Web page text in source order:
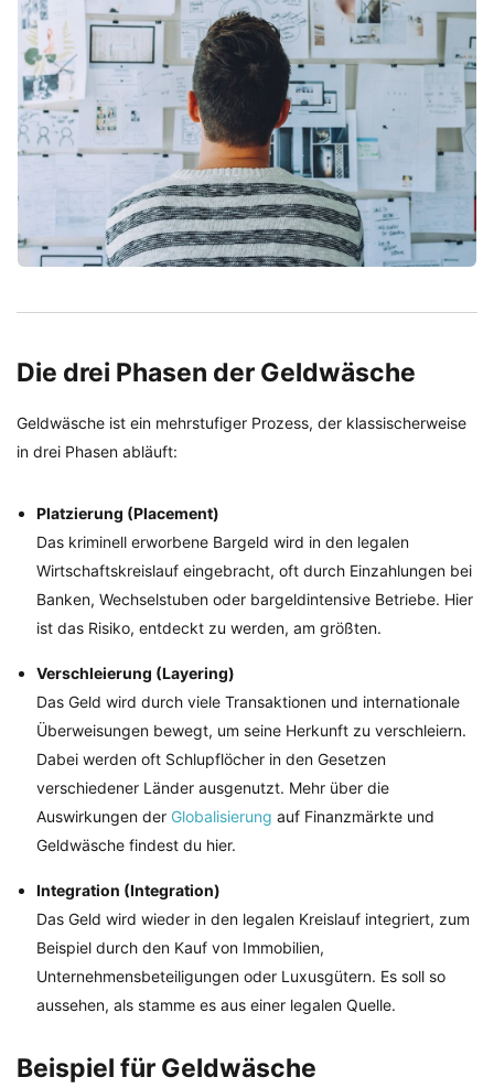
Die drei Phasen der Geldwäsche
Geldwäsche ist ein mehrstufiger Prozess, der klassischerweise
in drei Phasen abläuft:
Platzierung (Placement)
Das kriminell erworbene Bargeld wird in den legalen
Wirtschaftskreislauf eingebracht, oft durch Einzahlungen bei
Banken, Wechselstuben oder bargeldintensive Betriebe. Hier
ist das Risiko, entdeckt zu werden, am größten.
Verschleierung (Layering)
Das Geld wird durch viele Transaktionen und internationale
Überweisungen bewegt, um seine Herkunft zu verschleiern.
Dabei werden oft Schlupflöcher in den Gesetzen
verschiedener Länder ausgenutzt. Mehr über die
Auswirkungen der Globalisierung auf Finanzmärkte und
Geldwäsche findest du hier.
Integration (Integration)
Das Geld wird wieder in den legalen Kreislauf integriert, zum
Beispiel durch den Kauf von Immobilien,
Unternehmensbeteiligungen oder Luxusgütern. Es soll so
aussehen, als stamme es aus einer legalen Quelle.
Beispiel für Geldwäsche